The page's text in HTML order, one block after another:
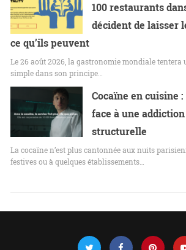
100 restaurants
décident de laisser
ce qu’ils peuvent
Le 26 août 2026, la gastronomie mondiale tentera
simple dans son principe…
Cocaïne en cuisine
face à une
structurelle
La cocaïne n’est plus cantonnée aux nuits
festives ou à quelques établissements…